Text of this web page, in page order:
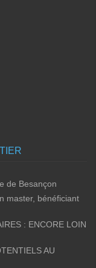
de Besançon
master, bénéficiant
: ENCORE LOIN
AU